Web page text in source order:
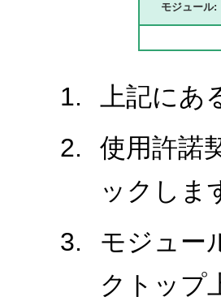
モジュール:
上記に
使用許諾
ックしま
モジュー
クトップ